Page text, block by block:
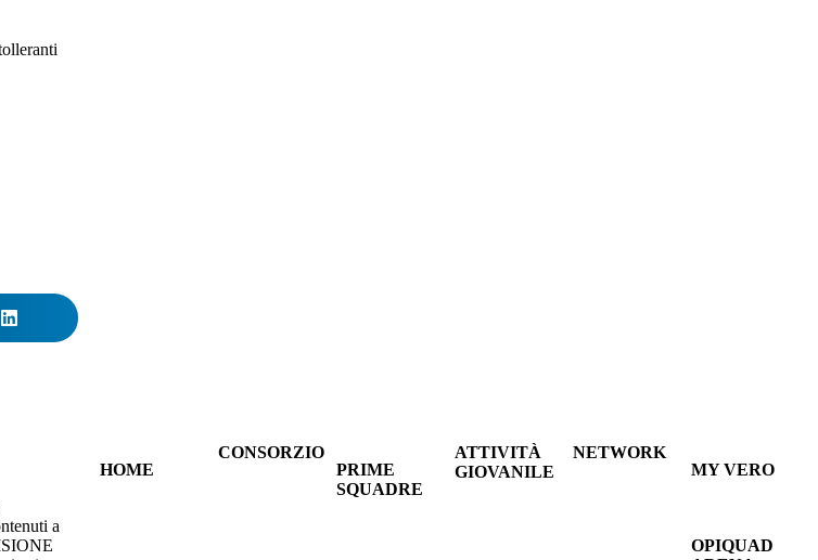
a
HOME
CONSORZIO
PRIME
SQUADRE
ATTIVITÀ
GIOVANILE
NETWORK
MY VERO
OPIQUAD